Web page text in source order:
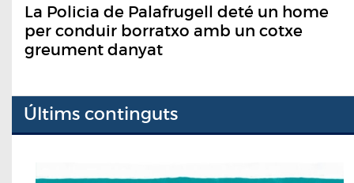
La Policia de Palafrugell deté un home
per conduir borratxo amb un cotxe
greument danyat
Últims continguts